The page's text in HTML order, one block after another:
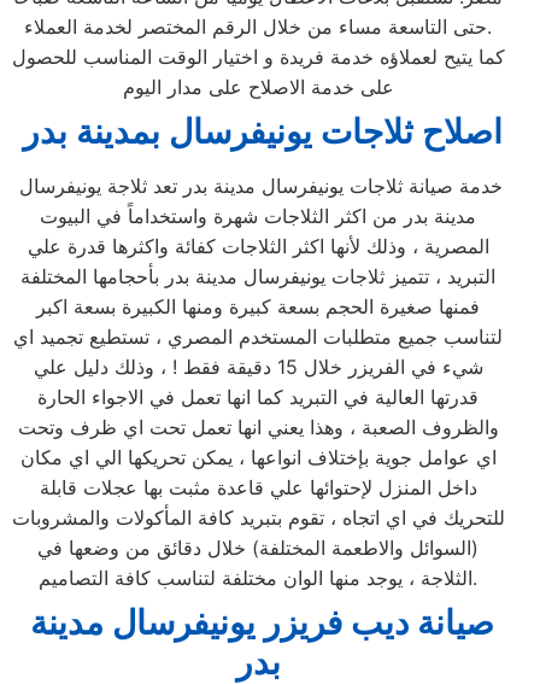
حتى التاسعة مساء من خلال الرقم المختصر لخدمة العملاء.
كما يتيح لعملاؤه خدمة فريدة و اختيار الوقت المناسب للحصول
على خدمة الاصلاح على مدار اليوم
اصلاح ثلاجات يونيفرسال بمدينة بدر
مدينة بدر من اكثر الثلاجات شهرة واستخداماً في البيوت
المصرية ، وذلك لأنها اكثر الثلاجات كفائة واكثرها قدرة علي
التبريد ، تتميز ثلاجات يونيفرسال مدينة بدر بأحجامها المختلفة
فمنها صغيرة الحجم بسعة كبيرة ومنها الكبيرة بسعة اكبر
لتناسب جميع متطلبات المستخدم المصري ، تستطيع تجميد اي
شيء في الفريزر خلال 15 دقيقة فقط ! ، وذلك دليل علي
قدرتها العالية في التبريد كما انها تعمل في الاجواء الحارة
والظروف الصعبة ، وهذا يعني انها تعمل تحت اي ظرف وتحت
اي عوامل جوية بإختلاف انواعها ، يمكن تحريكها الي اي مكان
داخل المنزل لإحتوائها علي قاعدة مثبت بها عجلات قابلة
للتحريك في اي اتجاه ، تقوم بتبريد كافة المأكولات والمشروبات
(السوائل والاطعمة المختلفة) خلال دقائق من وضعها في
الثلاجة ، يوجد منها الوان مختلفة لتناسب كافة التصاميم.
بدر